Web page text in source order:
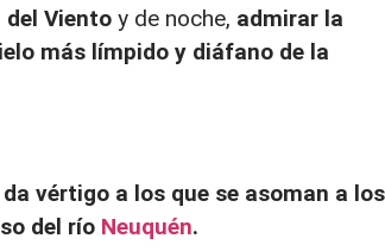
del Viento y de noche, admirar la
más límpido y diáfano de la
da vértigo a los que se asoman a los
del río Neuquén.